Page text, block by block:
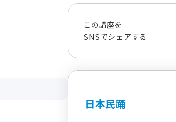
この講座を
SNSでシェアする
日本民踊